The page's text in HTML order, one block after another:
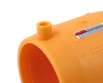
Aperçu